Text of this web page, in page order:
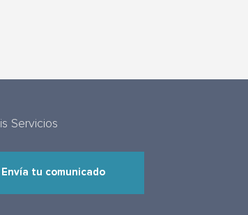
Servicios
Envía tu comunicado